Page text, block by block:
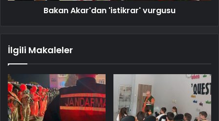
Bakan Akar'dan 'istikrar' vurgusu
İlgili Makaleler